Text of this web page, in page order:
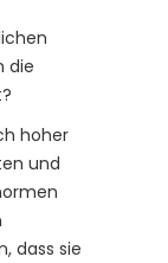
die
hoher
und
dass sie